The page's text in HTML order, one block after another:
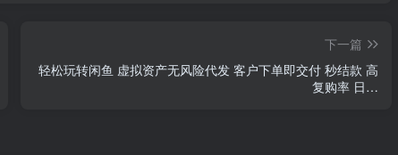
下一篇
轻松玩转闲鱼 虚拟资产无风险代发 客户下单即交付 秒结款 高
复购率 日…